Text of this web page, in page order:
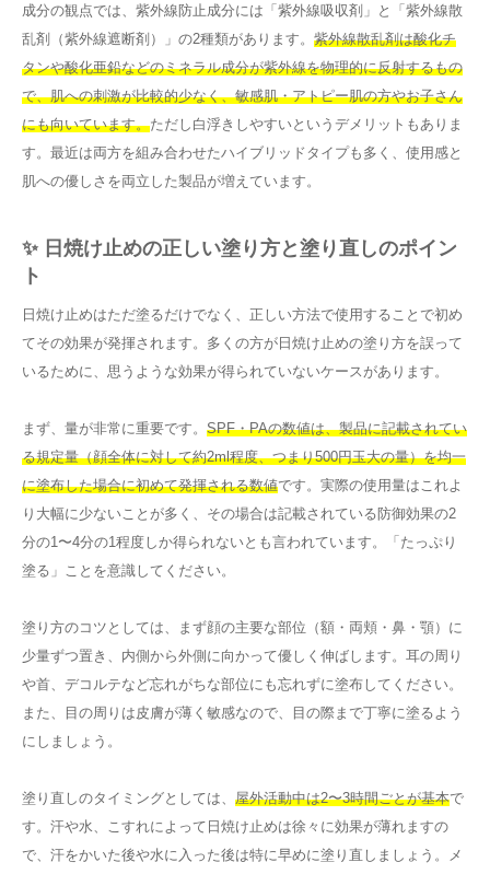
成分の観点では、紫外線防止成分には「紫外線吸収剤」と「紫外線散
乱剤（紫外線遮断剤）」の2種類があります。 紫外線散乱剤は酸化チ
タンや酸化亜鉛などのミネラル成分が紫外線を物理的に反射するもの
で、肌への刺激が比較的少なく、敏感肌・アトピー肌の方やお子さん
にも向いています。ただし白浮きしやすいというデメリットもありま
す。最近は両方を組み合わせたハイブリッドタイプも多く、使用感と
肌への優しさを両立した製品が増えています。
✨ 日焼け止めの正しい塗り方と塗り直しのポイン
ト
日焼け止めはただ塗るだけでなく、正しい方法で使用することで初め
てその効果が発揮されます。多くの方が日焼け止めの塗り方を誤って
いるために、思うような効果が得られていないケースがあります。
まず、量が非常に重要です。 SPF・PAの数値は、製品に記載されてい
る規定量（顔全体に対して約2ml程度、つまり500円玉大の量）を均一
に塗布した場合に初めて発揮される数値です。実際の使用量はこれよ
り大幅に少ないことが多く、その場合は記載されている防御効果の2
分の1〜4分の1程度しか得られないとも言われています。「たっぷり
塗る」ことを意識してください。
塗り方のコツとしては、まず顔の主要な部位（額・両頬・鼻・顎）に
少量ずつ置き、内側から外側に向かって優しく伸ばします。耳の周り
や首、デコルテなど忘れがちな部位にも忘れずに塗布してください。
また、目の周りは皮膚が薄く敏感なので、目の際まで丁寧に塗るよう
にしましょう。
塗り直しのタイミングとしては、 屋外活動中は2〜3時間ごとが基本で
す。汗や水、こすれによって日焼け止めは徐々に効果が薄れますの
で、汗をかいた後や水に入った後は特に早めに塗り直しましょう。メ